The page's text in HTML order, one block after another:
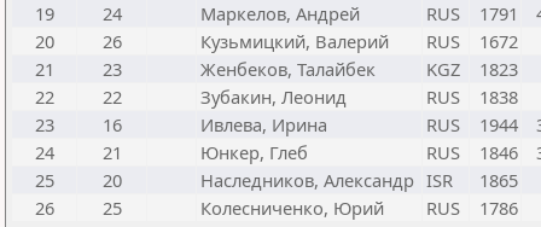
19
24 Маркелов, Андрей RUS 1791
20
26 Кузьмицкий, Валерий RUS
1672
21
23 Женбеков, Талайбек KGZ
1823
22
22 Зубакин, Леонид RUS
1838
23
16 Ивлева, Ирина RUS 1944
24
21 Юнкер, Глеб RUS 1846
25
20 Наследников, Александр ISR
1865
26
25 Колесниченко, Юрий RUS 1786